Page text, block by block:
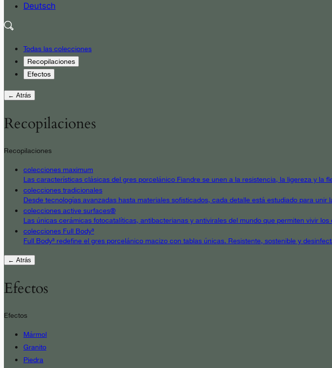
Deutsch
Todas las colecciones
Recopilaciones
Efectos
← Atrás
Recopilaciones
Recopilaciones
colecciones maximum
Las características clásicas del gres porcelánico Fiandre se unen a la resistencia, la ligereza y la
colecciones tradicionales
Desde tecnologías avanzadas hasta materiales sofisticados, cada detalle está estudiado para
colecciones active surfaces®
Las únicas cerámicas fotocatalíticas, antibacterianas y antivirales del mundo que permiten vivir
colecciones Full Body³
Full Body³ redefine el gres porcelánico macizo con tablas únicas. Resistente, sostenible y
← Atrás
Efectos
Efectos
Mármol
Granito
Piedra